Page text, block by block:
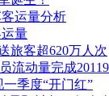
运量分析
量
旅客超620万人次
流动量完成
季度“开门红”